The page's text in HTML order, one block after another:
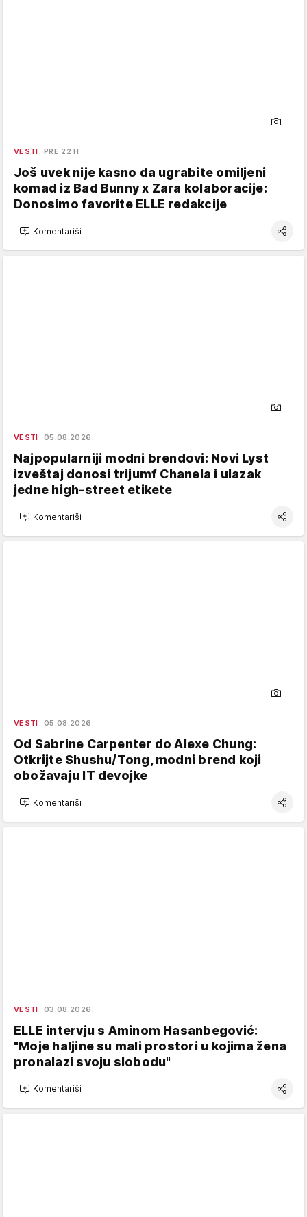
VESTI PRE 22 H
Još uvek nije kasno da ugrabite omiljeni
komad iz Bad Bunny x Zara kolaboracije:
Donosimo favorite ELLE redakcije
Komentariši
VESTI 05.08.2026.
Najpopularniji modni brendovi: Novi Lyst
izveštaj donosi trijumf Chanela i ulazak
jedne high-street etikete
Komentariši
VESTI 05.08.2026.
Od Sabrine Carpenter do Alexe Chung:
Otkrijte Shushu/Tong, modni brend koji
obožavaju IT devojke
Komentariši
VESTI 03.08.2026.
ELLE intervju s Aminom Hasanbegović:
"Moje haljine su mali prostori u kojima žena
pronalazi svoju slobodu"
Komentariši